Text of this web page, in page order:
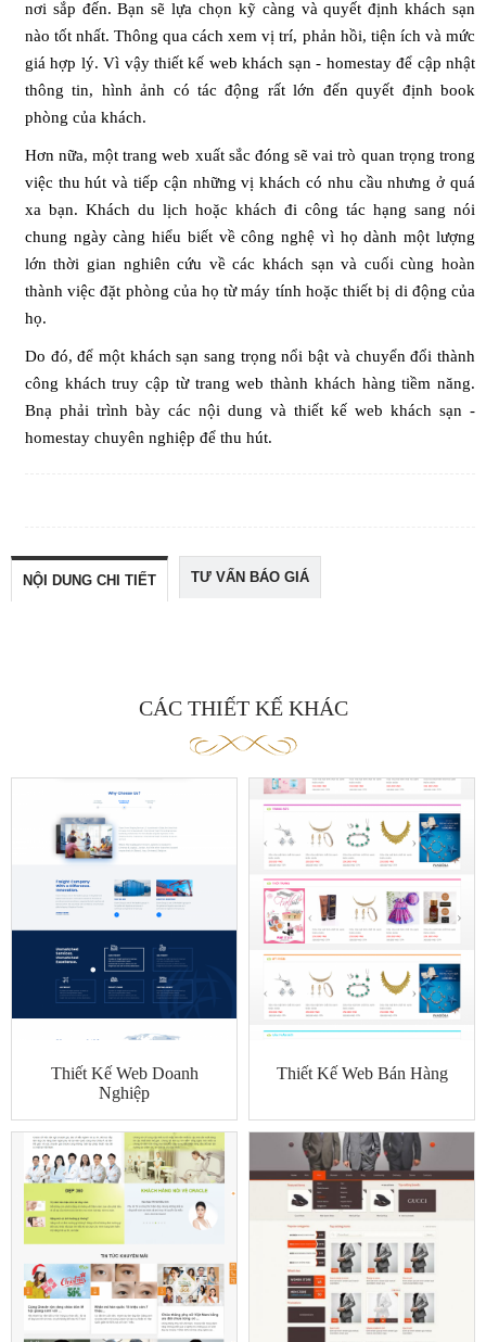
nơi sắp đến. Bạn sẽ lựa chọn kỹ càng và quyết định khách sạn
nào tốt nhất. Thông qua cách xem vị trí, phản hồi, tiện ích và mức
giá hợp lý. Vì vậythiết kế web khách sạn- homestayđể cập nhật
thông tin, hình ảnh có tác động rất lớn đến quyết định book
phòng của khách.
Hơn nữa, một trang web xuất sắc đóng sẽ vai trò quan trọng trong
việc thu hút và tiếp cận những vị khách có nhu cầu nhưng ở quá
xa bạn. Khách du lịch hoặc khách đi công tác hạng sang nói
chung ngày càng hiểu biết về công nghệ vì họ dành một lượng
lớn thời gian nghiên cứu về các khách sạn và cuối cùng hoàn
thành việc đặt phòng của họ từ máy tính hoặc thiết bị di động của
họ.
Do đó, để một khách sạn sang trọng nổi bật và chuyển đổi thành
công khách truy cập từ trang web thành khách hàng tiềm năng.
Bnạ phải trình bày các nội dung và thiết kế web khách sạn -
homestay chuyên nghiệp để thu hút.
NỘI DUNG CHI TIẾT TƯ VẤN BÁO GIÁ
CÁC THIẾT KẾ KHÁC
Thiết Kế Web Doanh
Nghiệp
Thiết Kế Web Bán Hàng